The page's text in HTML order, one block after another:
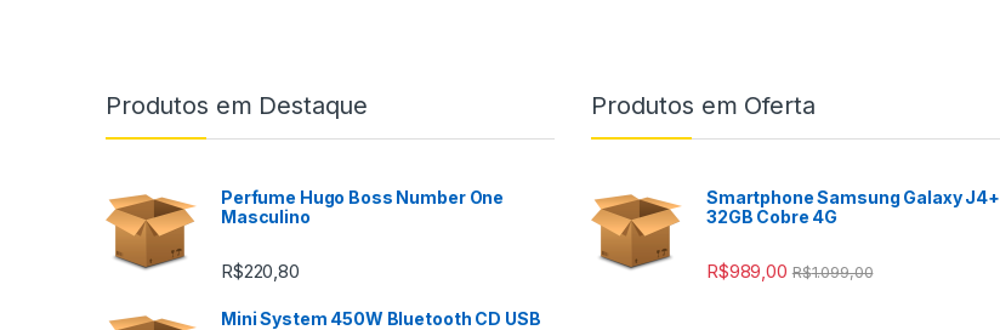
Produtos em Destaque
Perfume Hugo Boss Number One
Masculino
R$220,80
Mini System 450W Bluetooth CD USB
Produtos em Oferta
Smartphone Samsung Galaxy J4+
32GB Cobre 4G
R$989,00 R$1.099,00